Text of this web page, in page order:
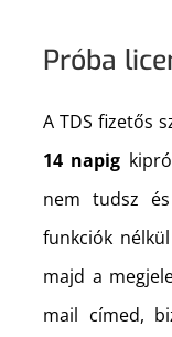
Próba
A TDS fizetős
14 napig
nem tudsz
funkciók
majd a
mail címed,